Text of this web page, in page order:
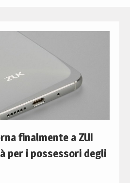
finalmente a ZUI
per i possessori degli